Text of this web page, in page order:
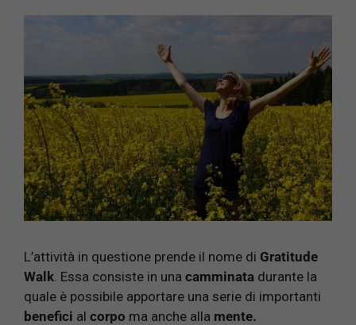
L’attività in questione prende il nome di Gratitude
Walk . Essa consiste in una camminata durante la
quale è possibile apportare una serie di importanti
benefici al corpo ma anche alla mente.